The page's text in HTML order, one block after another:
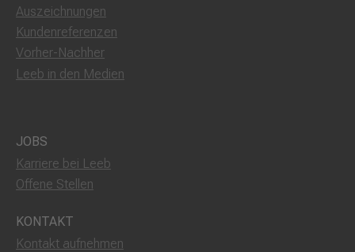
Auszeichnungen
Kundenreferenzen
Vorher-Nachher
Leeb in den Medien
JOBS
Karriere bei Leeb
Offene Stellen
KONTAKT
Kontakt aufnehmen